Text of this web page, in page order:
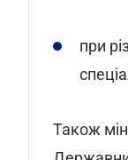
при
Також